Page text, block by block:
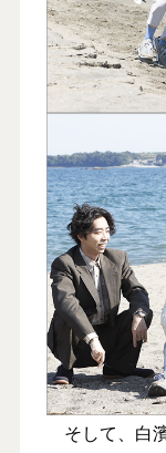
そして、白